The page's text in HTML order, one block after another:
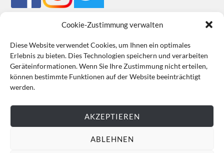
Cookie-Zustimmung verwalten
Diese Website verwendet Cookies, um Ihnen ein optimales
Erlebnis zu bieten. Dies Technologien speichern und verarbeiten
Geräteinformationen. Wenn Sie Ihre Zustimmung nicht erteilen,
können bestimmte Funktionen auf der Website beeinträchtigt
werden.
AKZEPTIEREN
ABLEHNEN
Impressum Datenschutz Cookie-Richtlinie (EU) AGB